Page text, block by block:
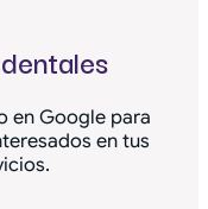
en Google para
en tus